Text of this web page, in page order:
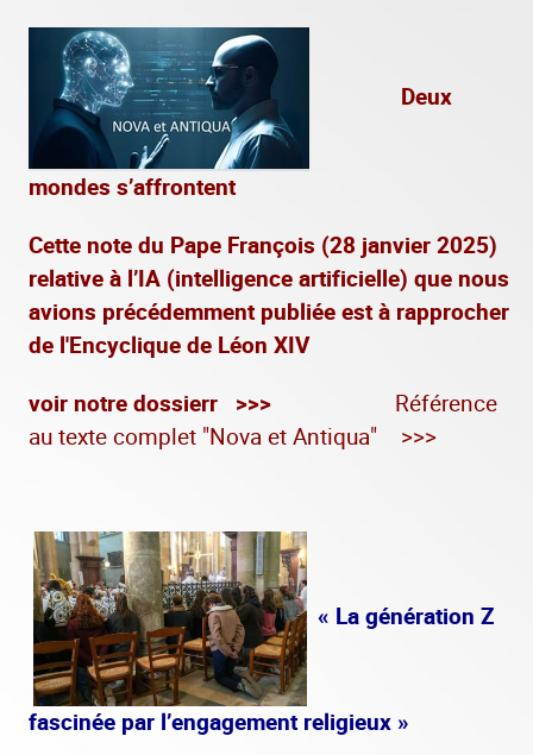
Deux
mondes s’affrontent
Cette note du Pape François (28 janvier 2025)
relative à l’IA (intelligence artificielle) que nous
avions précédemment publiée est à rapprocher
de l'Encyclique de Léon XIV
voir notre dossierr >>>
Référence
au texte complet "Nova et Antiqua" >>>
« La génération Z
fascinée par l’engagement religieux »